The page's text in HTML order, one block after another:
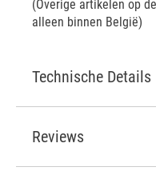
(Overige artikelen op
alleen binnen België)
Technische Details
Reviews